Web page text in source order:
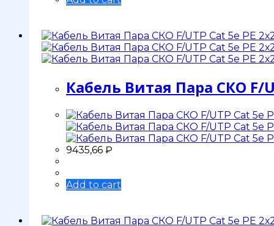
Кабель Витая Пара СКО F/
9435,66 ₽
Add to cart